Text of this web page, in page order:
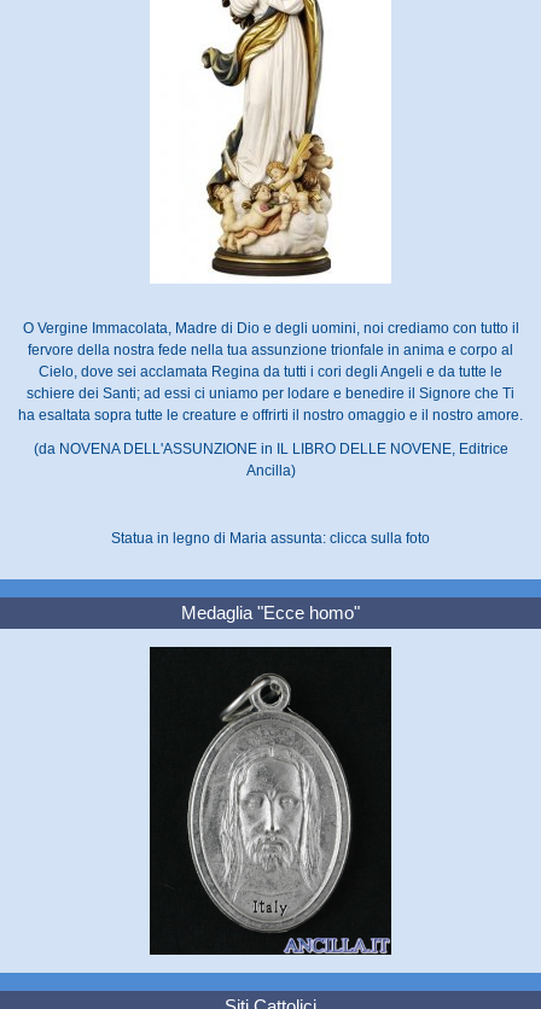
O Vergine Immacolata, Madre di Dio e degli uomini, noi crediamo con tutto il
fervore della nostra fede nella tua assunzione trionfale in anima e corpo al
Cielo, dove sei acclamata Regina da tutti i cori degli Angeli e da tutte le
schiere dei Santi; ad essi ci uniamo per lodare e benedire il Signore che Ti
ha esaltata sopra tutte le creature e offrirti il nostro omaggio e il nostro amore.
(da NOVENA DELL'ASSUNZIONE in IL LIBRO DELLE NOVENE, Editrice
Ancilla)
Statua in legno di Maria assunta: clicca sulla foto
Medaglia "Ecce homo"